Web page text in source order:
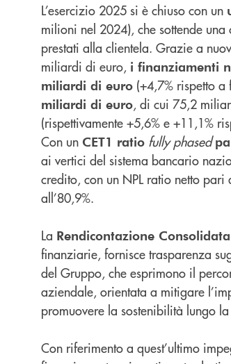
L’esercizio 2025 si è chiuso con un
milioni nel 2024), che sottende
prestati alla clientela. Grazie a
miliardi di euro, i finanziamenti
miliardi di euro (+4,7% rispetto
miliardi di euro, di cui 75,2
(rispettivamente +5,6% e +11,1%
Con un CET1 ratio fully phased
ai vertici del sistema bancario
credito, con un NPL ratio netto
all’80,9%.
La Rendicontazione
finanziarie, fornisce trasparenza
del Gruppo, che esprimono il
aziendale, orientata a mitigare
promuovere la sostenibilità lungo
Con riferimento a quest’ultimo